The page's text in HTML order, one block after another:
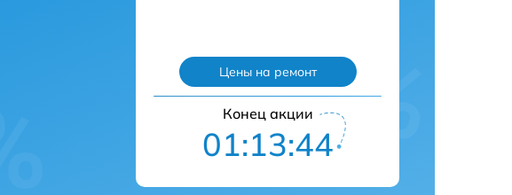
Цены на ремонт
Конец акции
01:13:43